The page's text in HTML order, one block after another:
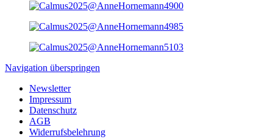
Navigation überspringen
Newsletter
Impressum
Datenschutz
AGB
Widerrufsbelehrung